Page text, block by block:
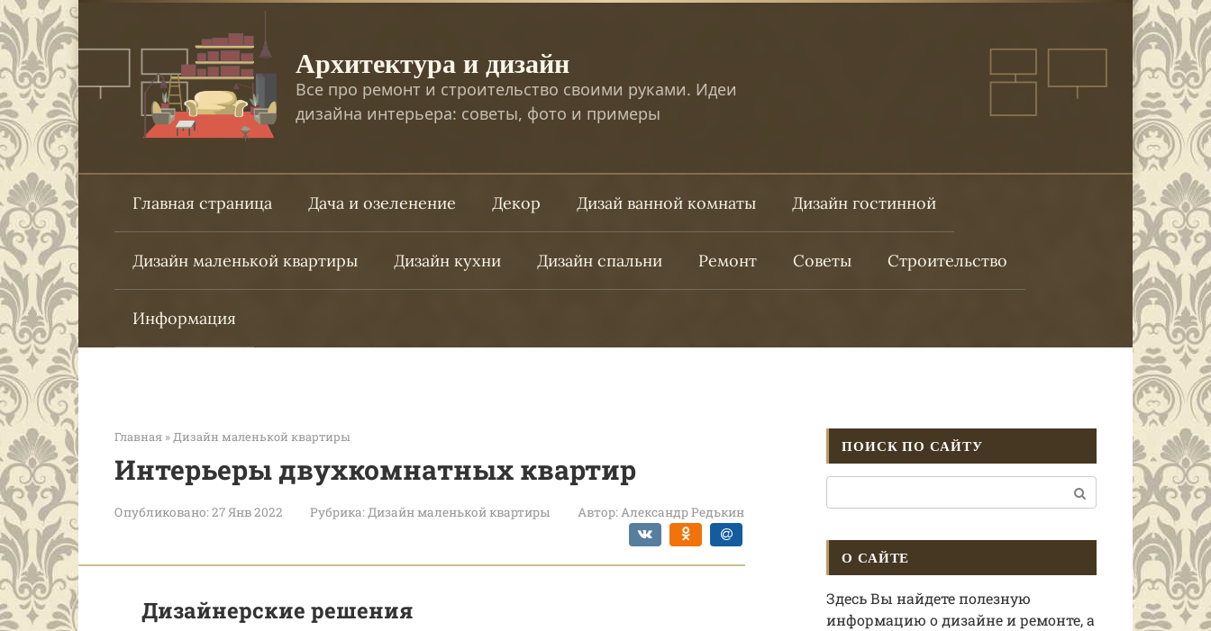
Перейти
к
контенту
Архитектура и дизайн
Все про ремонт и строительство своими руками. Идеи
дизайна интерьера: советы, фото и примеры
Главная страница Дача и озеленение Декор Дизай ванной комнаты Дизайн гостинной
Дизайн маленькой квартиры Дизайн кухни Дизайн спальни Ремонт Советы Строительство
Информация
Главная » Дизайн маленькой квартиры
Интерьеры двухкомнатных квартир
Опубликовано:27 Янв 2022 Рубрика:Дизайн маленькой квартиры Автор:Александр Редькин
Дизайнерские решения
ПОИСК ПО САЙТУ
О САЙТЕ
Здесь Вы найдете полезную
информацию о дизайне и ремонте, а